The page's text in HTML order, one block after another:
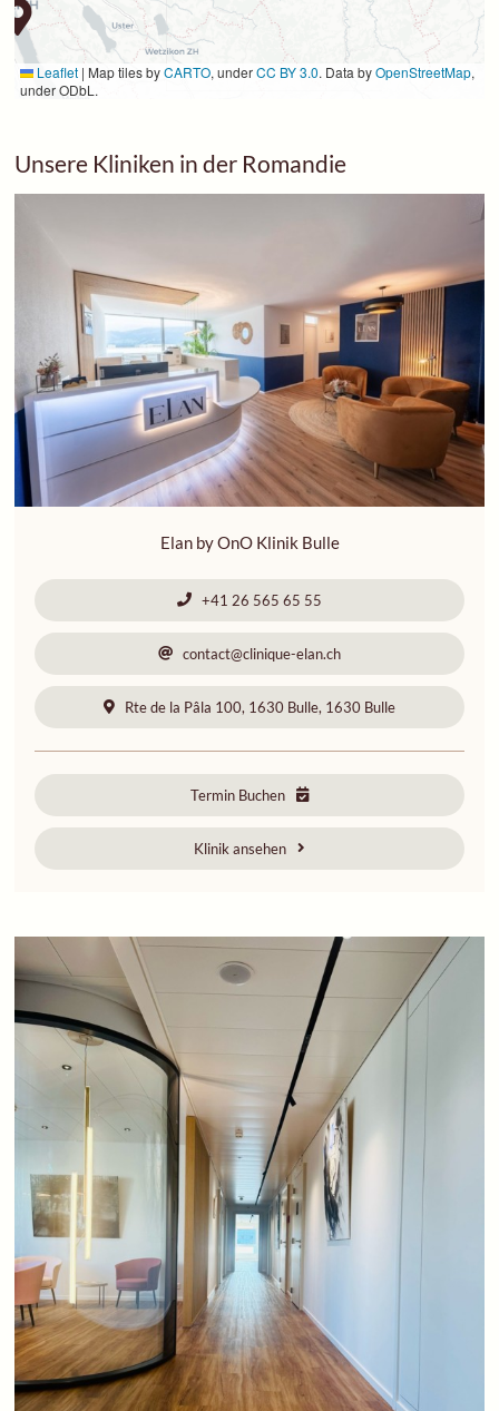
Leaflet | Map tiles byCARTO, underCC BY 3.0. Data byOpenStreetMap,
under ODbL.
Unsere Kliniken in der Romandie
Elan by OnO Klinik Bulle
+41 26 565 65 55
contact@clinique-elan.ch
Rte de la Pâla 100, 1630 Bulle, 1630 Bulle
Termin Buchen
Klinik ansehen